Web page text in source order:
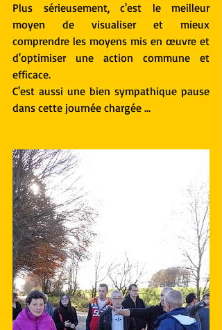
Plus sérieusement, c'est le meilleur
moyen de visualiser et mieux
comprendre les moyens mis en œuvre et
d'optimiser une action commune et
efficace.
C'est aussi une bien sympathique pause
dans cette journée chargée …